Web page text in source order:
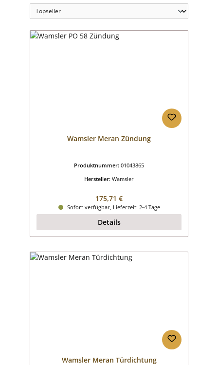
Wamsler Meran Zündung
Produktnummer: 01043865
Hersteller: Wamsler
Regulärer Preis:
175,71 €
Sofort verfügbar, Lieferzeit: 2-4 Tage
Details
Wamsler Meran Türdichtung